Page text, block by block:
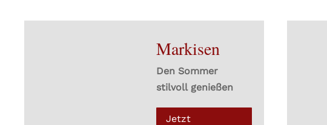
Markisen
Den Sommer
stilvoll genießen
Jetzt